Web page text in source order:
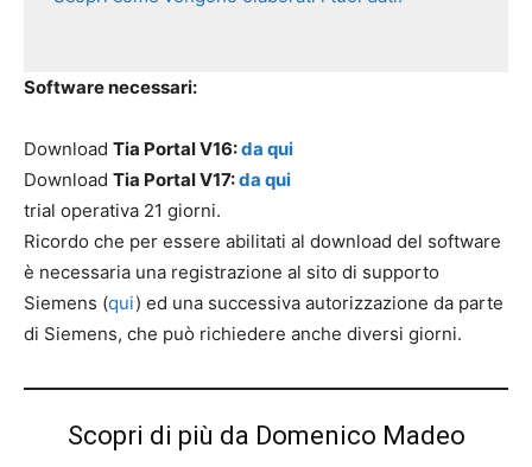
Software necessari:
Download Tia Portal V16:da qui
Download Tia Portal V17:da qui
trial operativa 21 giorni.
Ricordo che per essere abilitati al download del software
è necessaria una registrazione al sito di supporto
Siemens (qui) ed una successiva autorizzazione da parte
di Siemens, che può richiedere anche diversi giorni.
Scopri di più da Domenico Madeo